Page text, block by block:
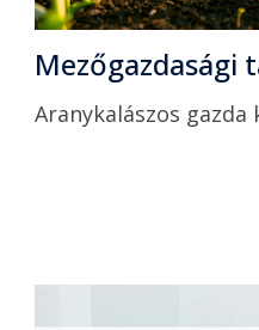
Mezőgazdasági
Aranykalászos gazda